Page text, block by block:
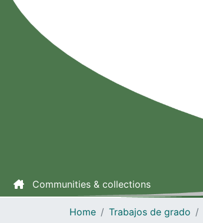
Communities & collections
Home Trabajos de grado